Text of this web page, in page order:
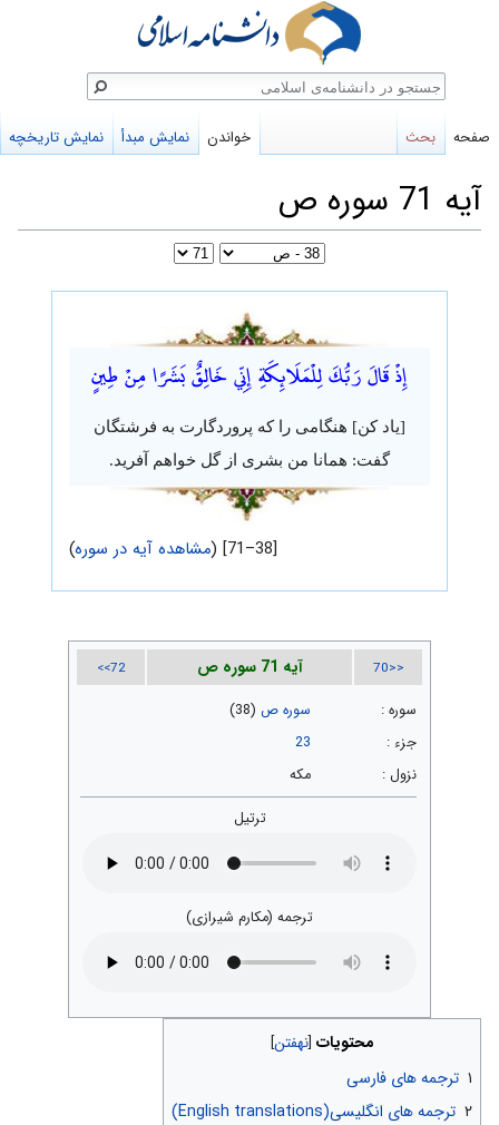
آیه 71 سوره ص
إِذْ قَالَ رَبُّكَ لِلْمَلَائِكَةِ إِنِّي خَالِقٌ بَشَرًا مِنْ طِينٍ
[یاد کن] هنگامی را که پروردگارت به فرشتگان
گفت: همانا من بشری از گل خواهم آفرید.
[38–71] ( مشاهده آیه در سوره)
<<70 آیه 71 سوره ص 72>>
سوره : سوره ص (38)
جزء :
23
نزول :
مکه
ترتیل
ترجمه (مکارم شیرازی)
محتویات
۱ ترجمه های فارسی
۲ ترجمه های انگلیسی(English translations)
صفحه بحث خواندن نمایش مبدأ نمایش تاریخچه
جستجو